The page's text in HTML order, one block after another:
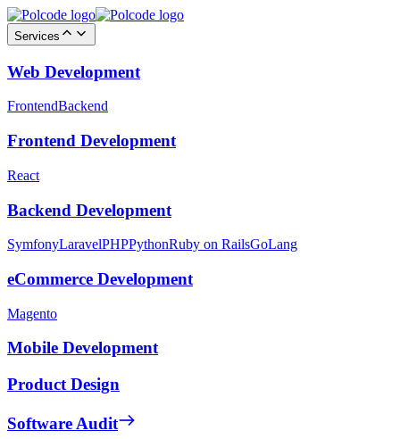
Services
Web Development
FrontendBackend
Frontend Development
React
Backend Development
SymfonyLaravelPHPPythonRuby on RailsGoLang
eCommerce Development
Magento
Mobile Development
Product Design
Software Audit